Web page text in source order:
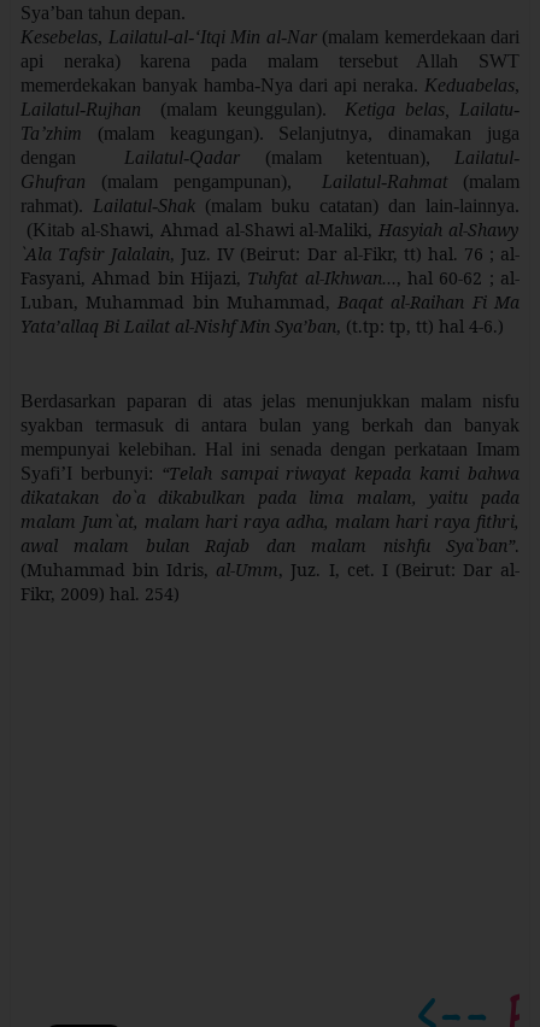
Sya’ban tahun depan.
Kesebelas, Lailatul-al-‘Itqi Min al-Nar(malam kemerdekaan dari
api neraka) karena pada malam tersebut Allah SWT
memerdekakan banyak hamba-Nya dari api neraka. Keduabelas,
Lailatul-Rujhan (malam keunggulan). Ketiga belas,
Lailatu-
Ta’zhim (malam keagungan).
Selanjutnya, dinamakan juga
dengan Lailatul-Qadar (malam ketentuan), Lailatul-
Ghufran (malam pengampunan), Lailatul-Rahmat (malam
rahmat). Lailatul-Shak (malam buku catatan) dan lain-lainnya.
(Kitab al-Shawi, Ahmad al-Shawi al-Maliki, Hasyiah al-Shawy
`Ala Tafsir Jalalain, Juz. IV (Beirut: Dar al-Fikr, tt) hal. 76 ; al-
Fasyani, Ahmad bin Hijazi, Tuhfat al-Ikhwan…, hal 60-62 ; al-
Luban, Muhammad bin Muhammad, Baqat al-Raihan Fi Ma
Yata’allaq Bi Lailat al-Nishf Min Sya’ban, (t.tp: tp, tt) hal 4-6.)
Berdasarkan paparan di atas jelas menunjukkan malam nisfu
syakban termasuk di antara bulan yang berkah dan banyak
mempunyai kelebihan. Hal ini senada dengan perkataan Imam
Syafi’I berbunyi: “Telah sampai riwayat kepada kami bahwa
dikatakan do`a dikabulkan pada lima malam, yaitu pada
malam Jum`at, malam hari raya adha, malam hari raya fithri,
awal malam bulan Rajab dan malam nishfu Sya`ban”.
(Muhammad bin Idris, al-Umm, Juz. I, cet. I (Beirut: Dar al-
Fikr, 2009) hal. 254)